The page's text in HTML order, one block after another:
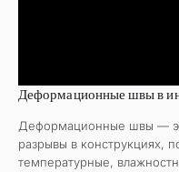
Деформационные швы в
Деформационные швы —
разрывы в конструкциях,
температурные,